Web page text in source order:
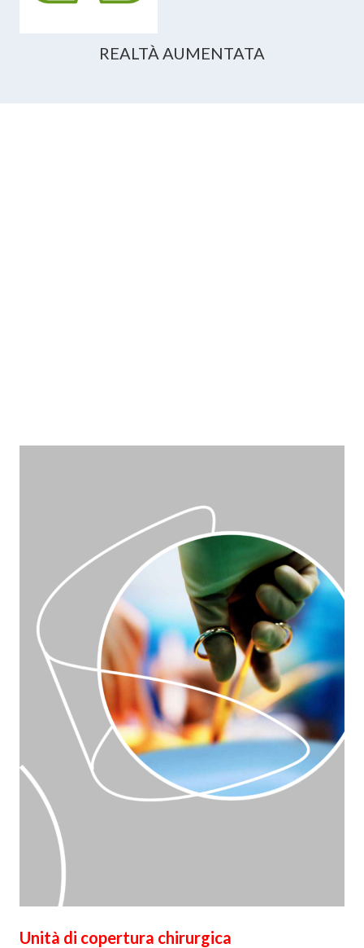
REALTÀ AUMENTATA
Unità di copertura chirurgica